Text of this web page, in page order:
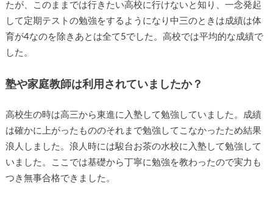
たが、このままでは行きたい高校に行けないと知り、一念発起
して定期テストの勉強をするようになり中三のときは成績は体
育が4なのを除きあとは全て5でした。高校では平均的な成績で
した。
塾や家庭教師は利用されていましたか？
高校生の時は高三から東進に入塾して勉強していました。成績
は確かに上がったもののそれまで勉強してこなかったため結果
浪人しました。浪人時には駿台お茶の水校に入塾して勉強して
いました。ここでは基礎から丁寧に勉強を教わったので実力も
つき無事合格できました。